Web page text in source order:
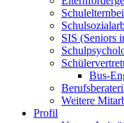
SIS (Seniors
Bus-
Weitere
Profil